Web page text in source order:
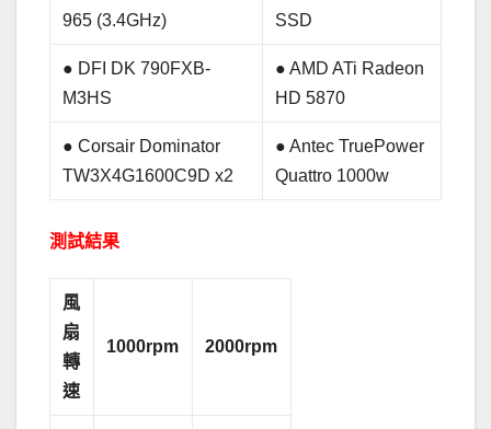
965 (3.4GHz)
SSD
● DFI DK 790FXB-
M3HS
● AMD ATi Radeon
HD 5870
● Corsair Dominator
TW3X4G1600C9D x2
● Antec TruePower
Quattro 1000w
測試結果
風
扇
轉
速
1000rpm 2000rpm